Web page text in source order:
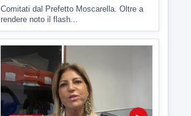
▶
6 AGOSTO 2026
Miasmi, Comitati dal Prefetto: non
lasciateci soli
Comitati dal Prefetto Moscarella. Oltre a
rendere noto il flash...